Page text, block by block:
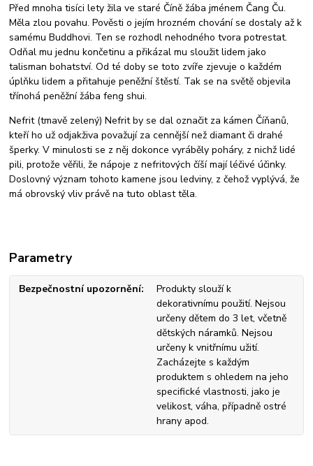
Před mnoha tisíci lety žila ve staré Číně žába jménem Čang Ču.
Měla zlou povahu. Pověsti o jejím hrozném chování se dostaly až k
samému Buddhovi. Ten se rozhodl nehodného tvora potrestat.
Odňal mu jednu končetinu a přikázal mu sloužit lidem jako
talisman bohatství. Od té doby se toto zvíře zjevuje o každém
úplňku lidem a přitahuje peněžní štěstí. Tak se na světě objevila
třínohá peněžní žába feng shui.
Nefrit (tmavě zelený) Nefrit by se dal označit za kámen Číňanů,
kteří ho už odjakživa považují za cennější než diamant či drahé
šperky. V minulosti se z něj dokonce vyráběly poháry, z nichž lidé
pili, protože věřili, že nápoje z nefritových číší mají léčivé účinky.
Doslovný význam tohoto kamene jsou ledviny, z čehož vyplývá, že
má obrovský vliv právě na tuto oblast těla.
Parametry
Bezpečnostní upozornění
Produkty slouží k
dekorativnímu použití. Nejsou
určeny dětem do 3 let, včetně
dětských náramků. Nejsou
určeny k vnitřnímu užití.
Zacházejte s každým
produktem s ohledem na jeho
specifické vlastnosti, jako je
velikost, váha, případně ostré
hrany apod.